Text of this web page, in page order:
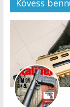
Kövess